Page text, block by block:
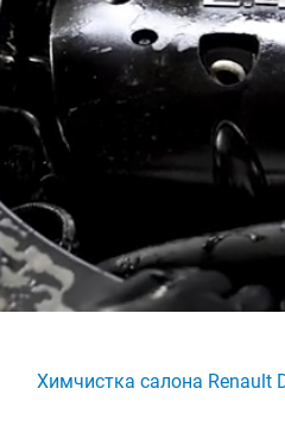
Химчистка салона Renault